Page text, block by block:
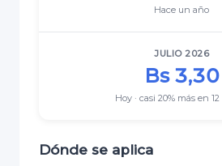
Hace un año
JULIO 2026
Bs 3,30
Hoy · casi 20% más en
Dónde se aplica